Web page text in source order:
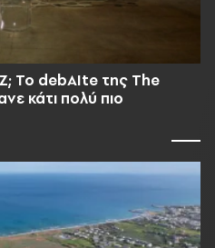
Το debAIte της The
κάτι πολύ πιο